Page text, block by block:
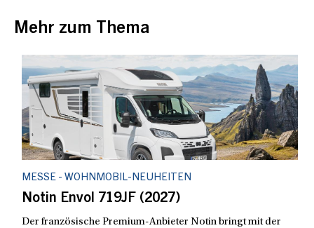
Mehr zum Thema
MESSE - WOHNMOBIL-NEUHEITEN
Notin Envol 719JF (2027)
Der französische Premium-Anbieter Notin bringt mit der